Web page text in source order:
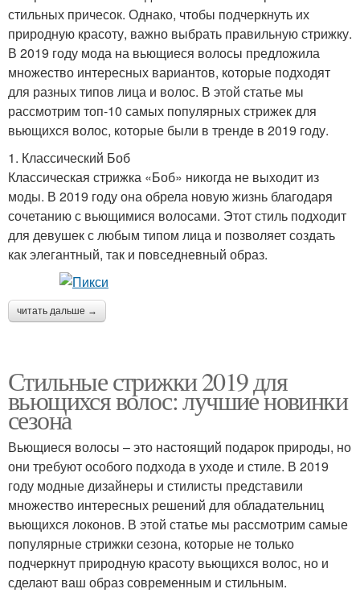
стильных причесок. Однако, чтобы подчеркнуть их
природную красоту, важно выбрать правильную стрижку.
В 2019 году мода на вьющиеся волосы предложила
множество интересных вариантов, которые подходят
для разных типов лица и волос. В этой статье мы
рассмотрим топ-10 самых популярных стрижек для
вьющихся волос, которые были в тренде в 2019 году.
1. Классический Боб
Классическая стрижка «Боб» никогда не выходит из
моды. В 2019 году она обрела новую жизнь благодаря
сочетанию с вьющимися волосами. Этот стиль подходит
для девушек с любым типом лица и позволяет создать
как элегантный, так и повседневный образ.
читать дальше →
Стильные стрижки 2019 для
вьющихся волос: лучшие новинки
сезона
Вьющиеся волосы – это настоящий подарок природы, но
они требуют особого подхода в уходе и стиле. В 2019
году модные дизайнеры и стилисты представили
множество интересных решений для обладательниц
вьющихся локонов. В этой статье мы рассмотрим самые
популярные стрижки сезона, которые не только
подчеркнут природную красоту вьющихся волос, но и
сделают ваш образ современным и стильным.